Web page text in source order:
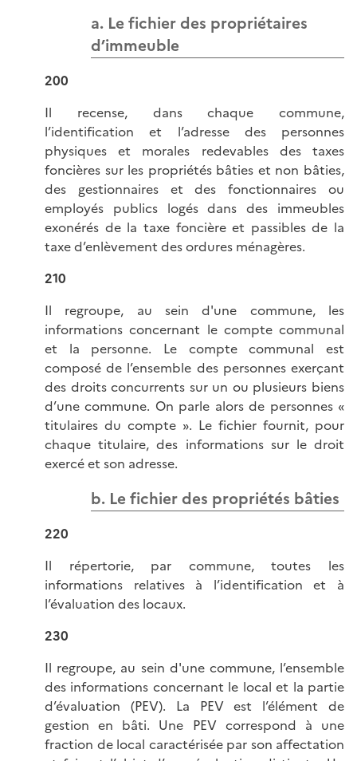
a. Le fichier des propriétaires
d’immeuble
200
Il recense, dans chaque commune,
l’identification et l’adresse des personnes
physiques et morales redevables des taxes
foncières sur les propriétés bâties et non bâties,
des gestionnaires et des fonctionnaires ou
employés publics logés dans des immeubles
exonérés de la taxe foncière et passibles de la
taxe d’enlèvement des ordures ménagères.
210
Il regroupe, au sein d'une commune, les
informations concernant le compte communal
et la personne. Le compte communal est
composé de l’ensemble des personnes exerçant
des droits concurrents sur un ou plusieurs biens
d’une commune. On parle alors de personnes «
titulaires du compte ». Le fichier fournit, pour
chaque titulaire, des informations sur le droit
exercé et son adresse.
b. Le fichier des propriétés bâties
220
Il répertorie, par commune, toutes les
informations relatives à l’identification et à
l’évaluation des locaux.
230
Il regroupe, au sein d'une commune, l’ensemble
des informations concernant le local et la partie
d’évaluation (PEV). La PEV est l’élément de
gestion en bâti. Une PEV correspond à une
fraction de local caractérisée par son affectation